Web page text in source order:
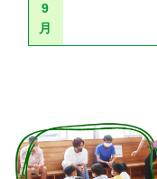
9
月